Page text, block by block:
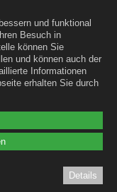
und funktional
Besuch in
können Sie
und können auch der
Informationen
erhalten Sie durch
Details